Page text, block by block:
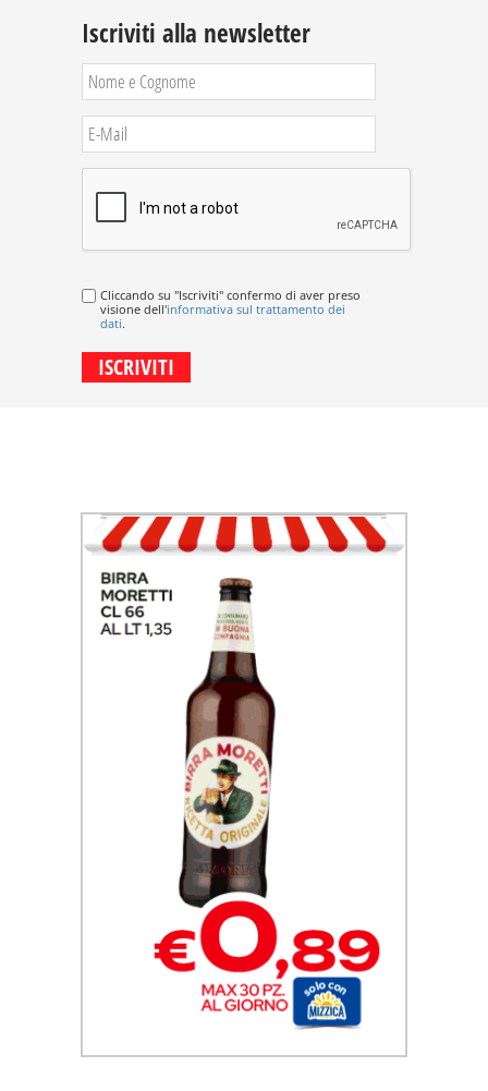
Iscriviti alla newsletter
Cliccando su "Iscriviti" confermo di aver preso
visione dell'informativa sul trattamento dei
dati.